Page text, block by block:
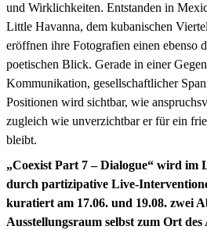
und Wirklichkeiten. Entstanden in
Little Havanna, dem kubanischen
eröffnen ihre Fotografien einen ebenso
poetischen Blick. Gerade in einer
Kommunikation, gesellschaftlicher
Positionen wird sichtbar, wie
zugleich wie unverzichtbar er für ein
bleibt.
„Coexist Part 7 – Dialogue“ wird im
durch partizipative Live-
kuratiert am 17.06. und 19.08. zwei
Ausstellungsraum selbst zum Ort